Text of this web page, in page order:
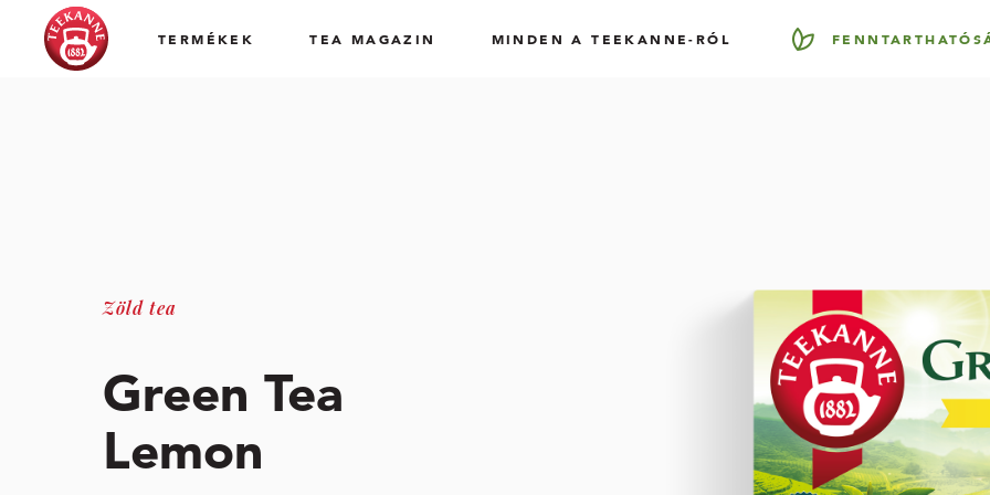
TERMÉKEK TEA MAGAZIN MINDEN A TEEKANNE-RÓL
Zöld tea
Green Tea
Lemon